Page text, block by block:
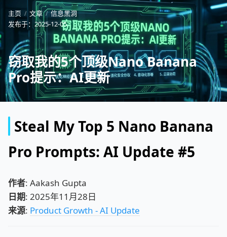
主页 文章
信息黑洞
发布于： 2025-12-05
窃取我的5个顶级Nano Banana
Pro提示：AI更新
Steal My Top 5 Nano Banana
Pro Prompts: AI Update #5
作者: Aakash Gupta
日期: 2025年11月28日
来源: Product Growth - AI Update